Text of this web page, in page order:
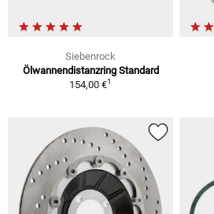
Siebenrock
Ölwannendistanzring Standard
154,00 €1